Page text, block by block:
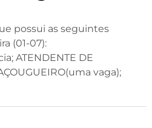
possui as seguintes
(01-07):
ATENDENTE DE
vaga);